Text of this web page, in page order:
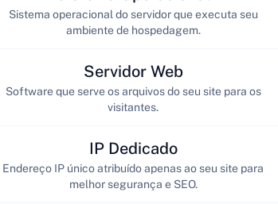
Sistema operacional do servidor que executa seu
ambiente de hospedagem.
Servidor Web
Software que serve os arquivos do seu site para os
visitantes.
IP Dedicado
Endereço IP único atribuído apenas ao seu site para
melhor segurança e SEO.